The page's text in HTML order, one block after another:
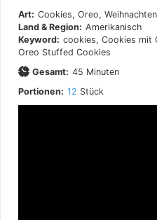
Art: Cookies, Oreo, Weihnachten
Land & Region: Amerikanisch
Keyword: cookies, Cookies mit
Oreo Stuffed Cookies
Gesamt: 45 Minuten
Minuten
Portionen: 12 Stück